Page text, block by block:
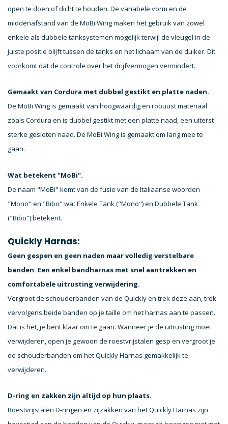
open te doen of dicht te houden. De variabele vorm en de
middenafstand van de MoBi Wing maken het gebruik van zowel
enkele als dubbele tanksystemen mogelijk terwijl de vleugel in de
juiste positie blijft tussen de tanks en het lichaam van de duiker. Dit
voorkomt dat de controle over het drijfvermogen vermindert.
Gemaakt van Cordura met dubbel gestikt en platte naden.
De MoBi Wing is gemaakt van hoogwaardig en robuust materiaal
zoals Cordura en is dubbel gestikt met een platte naad, een uiterst
sterke gesloten naad. De MoBi Wing is gemaakt om lang mee te
gaan.
Wat betekent "MoBi".
De naam "MoBi" komt van de fusie van de Italiaanse woorden
"Mono" en "Bibo" wat Enkele Tank ("Mono") en Dubbele Tank
("Bibo") betekent.
Quickly Harnas:
Geen gespen en geen naden maar volledig verstelbare
banden. Een enkel bandharnas met snel aantrekken en
comfortabele uitrusting verwijdering.
Vergroot de schouderbanden van de Quickly en trek deze aan, trek
vervolgens beide banden op je taille om het harnas aan te passen.
Dat is het, je bent klaar om te gaan. Wanneer je de uitrusting moet
verwijderen, open je gewoon de roestvrijstalen gesp en vergroot je
de schouderbanden om het Quickly Harnas gemakkelijk te
verwijderen.
D-ring en zakken zijn altijd op hun plaats.
Roestvrijstalen D-ringen en zijzakken van het Quickly Harnas zijn